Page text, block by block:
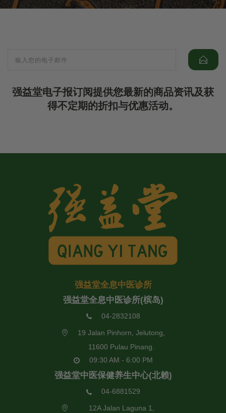
强益堂电子报订阅提供您最新的商品资讯及获
得不定期的折扣与优惠活动。
强益堂全息中医诊所
强益堂全息中医诊所(槟岛)
04-2832108
19 Jalan Pinhorn, Jelutong,
11600 Pulau Pinang.
09:30 AM - 6:00 PM
强益堂中医保健养生中心(北赖)
04-6881529
12A Jalan Laguna 1,